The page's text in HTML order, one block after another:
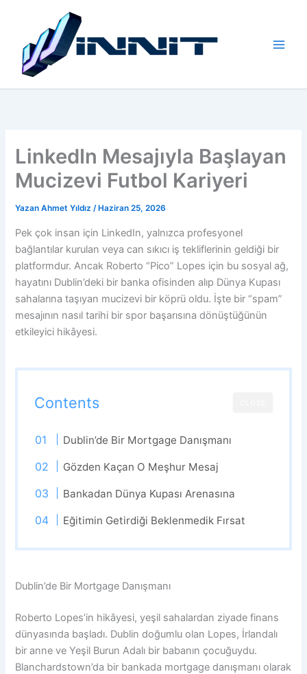
LinkedIn Mesajıyla Başlayan
Mucizevi Futbol Kariyeri
Yazan Ahmet Yıldız/ Haziran 25, 2026
Pek çok insan için LinkedIn, yalnızca profesyonel
bağlantılar kurulan veya can sıkıcı iş tekliflerinin geldiği bir
platformdur. Ancak Roberto “Pico” Lopes için bu sosyal ağ,
hayatını Dublin’deki bir banka ofisinden alıp Dünya Kupası
sahalarına taşıyan mucizevi bir köprü oldu. İşte bir “spam”
mesajının nasıl tarihi bir spor başarısına dönüştüğünün
etkileyici hikâyesi.
Contents
Dublin’de Bir Mortgage Danışmanı
Gözden Kaçan O Meşhur Mesaj
Bankadan Dünya Kupası Arenasına
Eğitimin Getirdiği Beklenmedik Fırsat
Dublin’de Bir Mortgage Danışmanı
Roberto Lopes’in hikâyesi, yeşil sahalardan ziyade finans
dünyasında başladı. Dublin doğumlu olan Lopes, İrlandalı
bir anne ve Yeşil Burun Adalı bir babanın çocuğuydu.
Blanchardstown’da bir bankada mortgage danışmanı olarak